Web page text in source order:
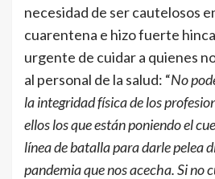
necesidad de ser cautelosos
cuarentena e hizo fuerte
urgente de cuidar a quienes
al personal de la salud: “No
la integridad física de los
ellos los que están poniendo el
línea de batalla para darle pelea
pandemia que nos acecha. Si no